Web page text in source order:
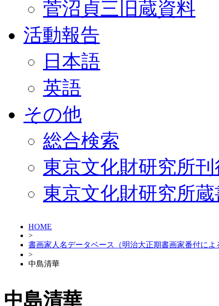
菅沼貞三旧蔵資料
活動報告
日本語
英語
その他
総合検索
東京文化財研究所
東京文化財研究所
HOME
>
書画家人名データベース（明治大正期書画家番付によ
>
中島清華
中島清華